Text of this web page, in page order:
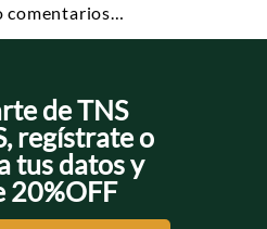
comentarios…
de TNS
regístrate o
tus datos y
20%OFF